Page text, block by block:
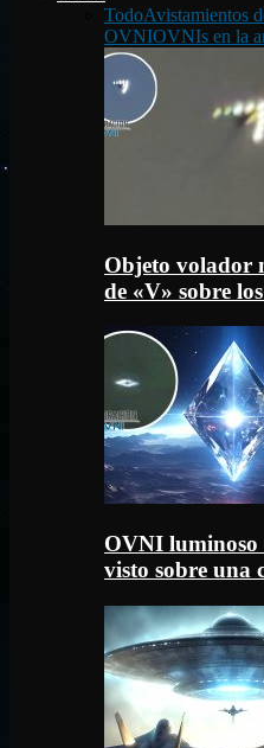
TodoAvistamientos
OVNIOVNIs en la
Objeto volador
de «V» sobre
OVNI luminoso
visto sobre